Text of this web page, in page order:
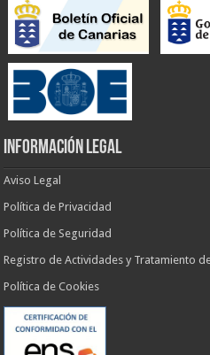
INFORMACIÓN LEGAL
Aviso Legal
Política de Privacidad
Política de Seguridad
Registro de Actividades y Tratamiento
Política de Cookies